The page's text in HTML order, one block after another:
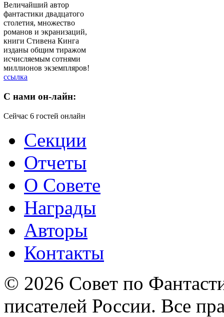
Величайший автор
фантастики двадцатого
столетия, множество
романов и экранизаций,
книги Стивена Кинга
изданы общим тиражом
исчисляемым сотнями
миллионов экземпляров!
ссылка
C нами он-лайн:
Сейчас 6 гостей онлайн
Секции
Отчеты
О Совете
Награды
Авторы
Контакты
© 2026 Совет по
писателей России. Все